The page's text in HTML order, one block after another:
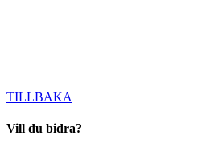
TILLBAKA
Vill du bidra?